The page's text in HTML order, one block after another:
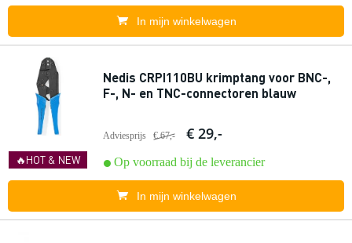
In mijn winkelwagen
🔥HOT & NEW
Nedis CRPI110BU krimptang voor BNC-,
F-, N- en TNC-connectoren blauw
Adviesprijs € 67,- € 29,-
Op voorraad bij de leverancier
In mijn winkelwagen